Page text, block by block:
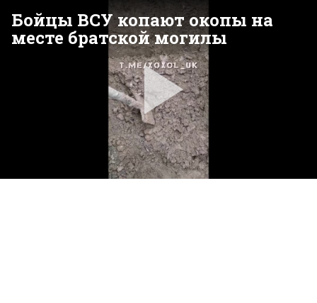
Бойцы ВСУ копают окопы на
месте братской могилы